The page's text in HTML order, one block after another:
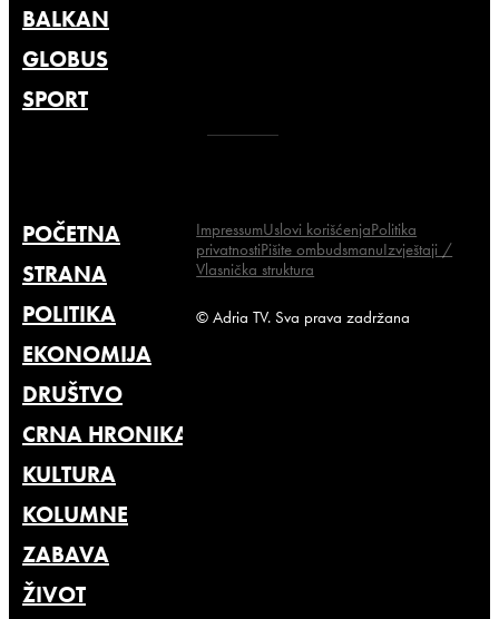
BALKAN
GLOBUS
SPORT
POČETNA
STRANA
POLITIKA
EKONOMIJA
DRUŠTVO
CRNA HRONIKA
KULTURA
KOLUMNE
ZABAVA
ŽIVOT
ImpressumUslovi korišćenjaPolitika
privatnostiPišite ombudsmanuIzvještaji /
Vlasnička struktura
© Adria TV. Sva prava zadržana